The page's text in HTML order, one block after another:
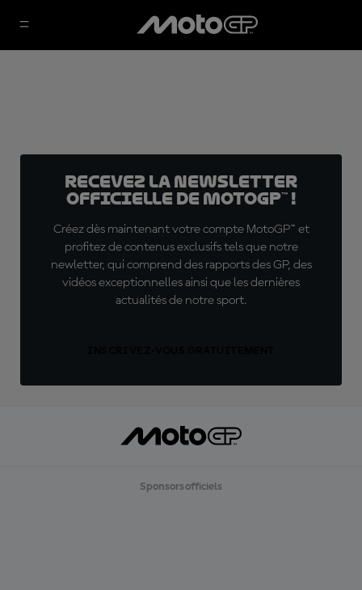
Recevez la Newsletter
officielle de MotoGP™ !
Créez dès maintenant votre compte MotoGP™ et
profitez de contenus exclusifs tels que notre
newletter, qui comprend des rapports des GP, des
vidéos exceptionnelles ainsi que les dernières
actualités de notre sport.
Sponsors officiels